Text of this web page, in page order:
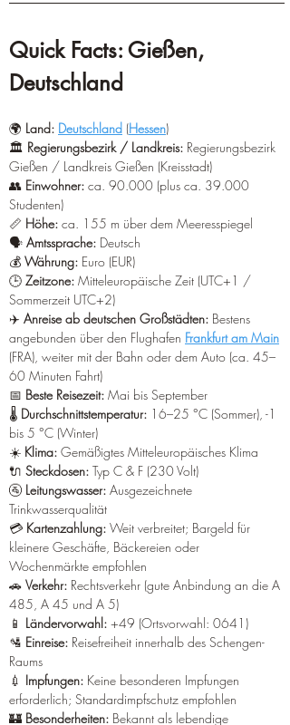
Quick Facts: Gießen,
Deutschland
🌍 Land: Deutschland (Hessen)
🏛️ Regierungsbezirk / Landkreis: Regierungsbezirk
Gießen / Landkreis Gießen (Kreisstadt)
👥 Einwohner: ca. 90.000 (plus ca. 39.000
Studenten)
📏 Höhe: ca. 155 m über dem Meeresspiegel
🗣️ Amtssprache: Deutsch
💰 Währung: Euro (EUR)
🕒 Zeitzone: Mitteleuropäische Zeit (UTC+1 /
Sommerzeit UTC+2)
✈️ Anreise ab deutschen Großstädten: Bestens
angebunden über den Flughafen Frankfurt am Main
(FRA), weiter mit der Bahn oder dem Auto (ca. 45–
60 Minuten Fahrt)
📅 Beste Reisezeit: Mai bis September
🌡️ Durchschnittstemperatur: 16–25 °C (Sommer), -1
bis 5 °C (Winter)
☀️ Klima: Gemäßigtes Mitteleuropäisches Klima
🔌 Steckdosen: Typ C & F (230 Volt)
🚰 Leitungswasser: Ausgezeichnete
Trinkwasserqualität
💳 Kartenzahlung: Weit verbreitet; Bargeld für
kleinere Geschäfte, Bäckereien oder
Wochenmärkte empfohlen
🚗 Verkehr: Rechtsverkehr (gute Anbindung an die A
485, A 45 und A 5)
📱 Ländervorwahl: +49 (Ortsvorwahl: 0641)
🛂 Einreise: Reisefreiheit innerhalb des Schengen-
Raums
💉 Impfungen: Keine besonderen Impfungen
erforderlich; Standardimpfschutz empfohlen
🏰 Besonderheiten: Bekannt als lebendige